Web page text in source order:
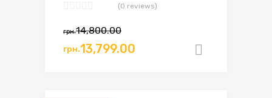
(0 reviews)
грн.14,800.00
грн.13,799.00